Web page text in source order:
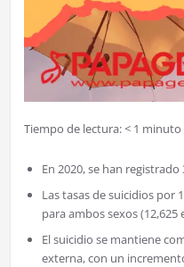
Tiempo de lectura:< 1 minuto
En 2020, se han registrado
Lastasas de suicidios por
para ambos sexos
El suicidio se mantiene
externa, con un